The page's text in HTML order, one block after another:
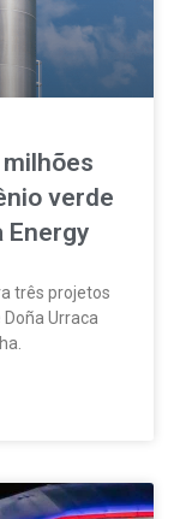
verde
Energy
três projetos
Urraca